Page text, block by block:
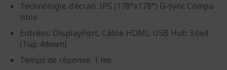
Technologie d'écran: IPS (178°x178°) G-sync Compa
tible
Entrées: DisplayPort, Câble HDMI, USB Hub 3.0x4
(1up 4down)
Temps de réponse: 1 ms